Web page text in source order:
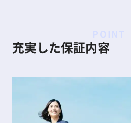
充実した保証内容